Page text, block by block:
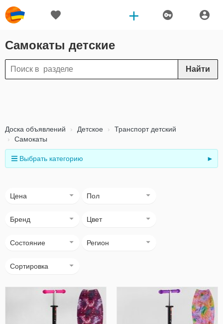
Самокаты детские
Найти
Доска объявлений Детское
Транспорт детский
Самокаты
Выбрать категорию ►
Цена Пол
Бренд Цвет
Состояние Регион
Сортировка